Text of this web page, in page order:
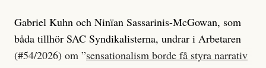
Gabriel Kuhn och Ninïan Sassarinis-McGowan, som
båda tillhör SAC Syndikalisterna, undrar i Arbetaren
(#54/2026) om ”sensationalism borde få styra narrativ